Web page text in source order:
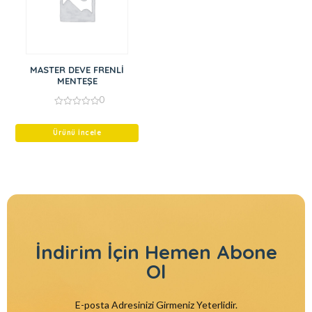
MASTER DEVE FRENLİ
MENTEŞE
of
0
Ürünü İncele
İndirim İçin Hemen Abone
Ol
E-posta Adresinizi Girmeniz Yeterlidir.